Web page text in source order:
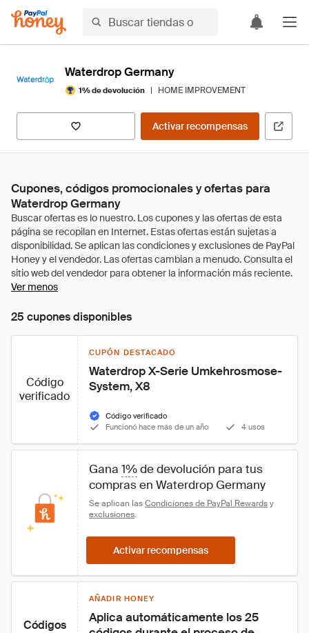
Waterdrop Germany
1% de devolución | HOME IMPROVEMENT
Activar recompensas
Cupones, códigos promocionales y ofertas para
Waterdrop Germany
Ver menos
25 cupones disponibles
Código
verificado
CUPÓN DESTACADO
Waterdrop X-Serie Umkehrosmose-
System, X8
Código verificado
Funcionó hace más de un año
4 usos
Gana 1% de devolución para tus
compras en Waterdrop Germany
Se aplican las Condiciones de PayPal Rewards y
exclusiones.
Activar recompensas
Códigos
AÑADIR HONEY
Aplica automáticamente los 25